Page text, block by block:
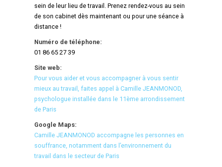
sein de leur lieu de travail. Prenez rendez-vous au sein
de son cabinet dès maintenant ou pour une séance à
distance !
Numéro de téléphone:
01 86 65 27 39
Site web:
Pour vous aider et vous accompagner à vous sentir
mieux au travail, faites appel à Camille JEANMONOD,
psychologue installée dans le 11ème arrondissement
de Paris
Google Maps:
Camille JEANMONOD accompagne les personnes en
souffrance, notamment dans l’environnement du
travail dans le secteur de Paris